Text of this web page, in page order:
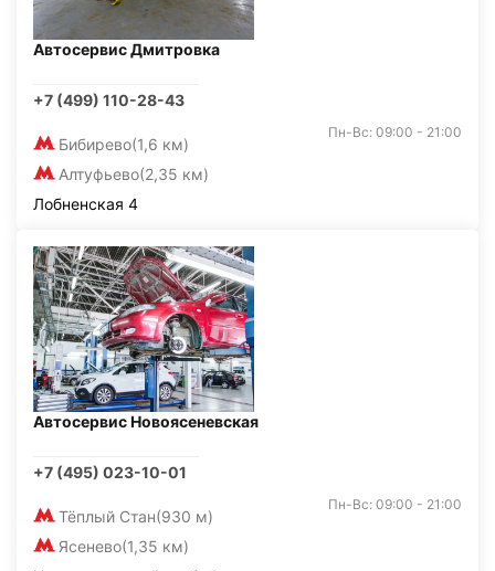
Автосервис Дмитровка
+7 (499) 110-28-43
Бибирево(1,6 км)
Алтуфьево(2,35 км)
Пн-Вс: 09:00 - 21:00
Лобненская 4
Автосервис Новоясеневская
+7 (495) 023-10-01
Тёплый Стан(930 м)
Ясенево(1,35 км)
Пн-Вс: 09:00 - 21:00